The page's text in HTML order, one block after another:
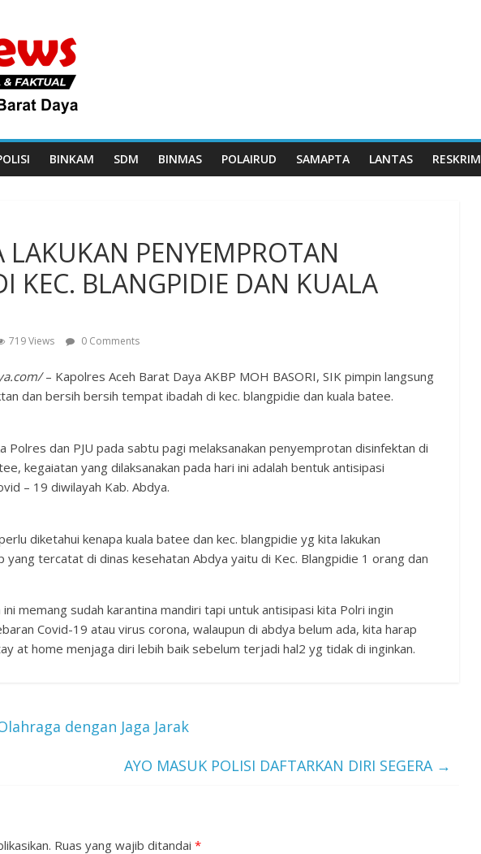
BINKAM SDM BINMAS POLAIRUD SAMAPTA LANTAS RESKRIM
LAKUKAN PENYEMPROTAN
KEC. BLANGPIDIE DAN KUALA
719 Views 0 Comments
– Kapolres Aceh Barat Daya AKBP MOH BASORI, SIK pimpin langsung
dan bersih bersih tempat ibadah di kec. blangpidie dan kuala batee.
Polres dan PJU pada sabtu pagi melaksanakan penyemprotan disinfektan di
kegaiatan yang dilaksanakan pada hari ini adalah bentuk antisipasi
– 19 diwilayah Kab. Abdya.
diketahui kenapa kuala batee dan kec. blangpidie yg kita lakukan
yang tercatat di dinas kesehatan Abdya yaitu di Kec. Blangpidie 1 orang dan
memang sudah karantina mandiri tapi untuk antisipasi kita Polri ingin
Covid-19 atau virus corona, walaupun di abdya belum ada, kita harap
at home menjaga diri lebih baik sebelum terjadi hal2 yg tidak di inginkan.
dengan Jaga Jarak
AYO MASUK POLISI DAFTARKAN DIRI SEGERA →
Ruas yang wajib ditandai *